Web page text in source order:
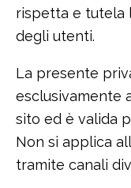
rispetta e tutela
degli utenti.
La presente
esclusivamente
sito ed è valida
Non si applica
tramite canali